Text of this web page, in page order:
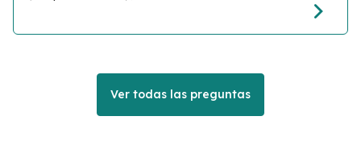
Ver todas las preguntas